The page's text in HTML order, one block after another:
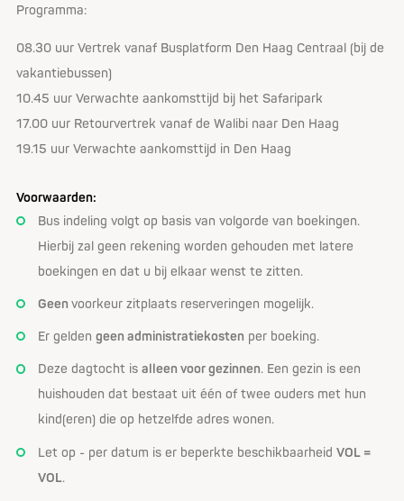
Programma:
08.30 uur Vertrek vanaf Busplatform Den Haag Centraal (bij de
vakantiebussen)
10.45 uur Verwachte aankomsttijd bij het Safaripark
17.00 uur Retourvertrek vanaf de Walibi naar Den Haag
19.15 uur Verwachte aankomsttijd in Den Haag
Voorwaarden:
Bus indeling volgt op basis van volgorde van boekingen.
Hierbij zal geen rekening worden gehouden met latere
boekingen en dat u bij elkaar wenst te zitten.
Geenvoorkeur zitplaats reserveringen mogelijk.
Er geldengeen administratiekosten per boeking.
Deze dagtocht isalleen voor gezinnen. Een gezin is een
huishouden dat bestaat uit één of twee ouders met hun
kind(eren) die op hetzelfde adres wonen.
Let op - per datum is er beperkte beschikbaarheidVOL =
VOL.